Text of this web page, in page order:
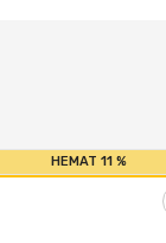
HEMAT 11 %